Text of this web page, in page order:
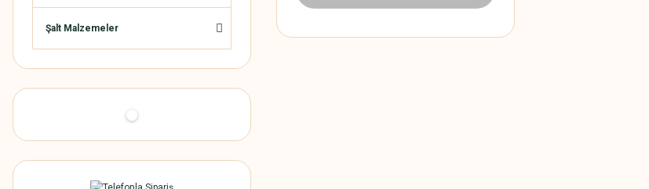
Şalt Malzemeler